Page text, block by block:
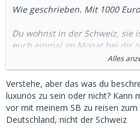
Wie geschrieben. Mit 1000
Du wohnst in der Schweiz, sie
euch einmal im Monat bei dir
pro Date.... das passt dann.
Ich reise viel mit meinem SB.
Geländewagen, Haus mit Pool
Ich bin alles in allem bei eher
Alles
Verstehe, aber das was du
luxuriös zu sein oder nicht? Kann
vor mit meinem SB zu reisen
Deutschland, nicht der Schweiz